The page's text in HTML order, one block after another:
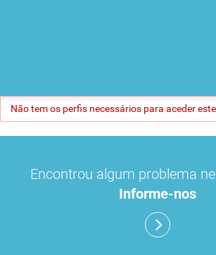
Não tem os perfis necessários para aceder
Encontrou algum problema
Informe-nos